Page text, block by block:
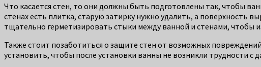
Что касается стен, то они должны быть подготовлены так, чтобы
стенах есть плитка, старую затирку нужно удалить, а поверхность
тщательно герметизировать стыки между ванной и стенами, чтобы
Также стоит позаботиться о защите стен от возможных
установить, чтобы после установки ванны не возникли трудности